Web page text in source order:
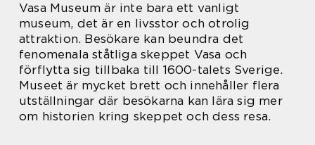
Vasa Museum är inte bara ett vanligt
museum, det är en livsstor och otrolig
attraktion. Besökare kan beundra det
fenomenala ståtliga skeppet Vasa och
förflytta sig tillbaka till 1600-talets Sverige.
Museet är mycket brett och innehåller flera
utställningar där besökarna kan lära sig mer
om historien kring skeppet och dess resa.